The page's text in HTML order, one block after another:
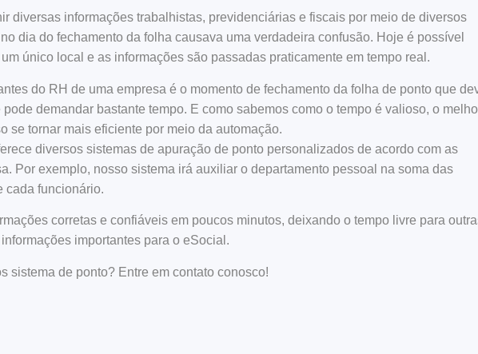
diversas informações trabalhistas, previdenciárias e fiscais por meio de diversos
dia do fechamento da folha causava uma verdadeira confusão. Hoje é possível
único local e as informações são passadas praticamente em tempo real.
do RH de uma empresa é o momento de fechamento da folha de ponto que
demandar bastante tempo. E como sabemos como o tempo é valioso, o
se tornar mais eficiente por meio da automação.
diversos sistemas de apuração de ponto personalizados de acordo com as
Por exemplo, nosso sistema irá auxiliar o departamento pessoal na soma das
cada funcionário.
corretas e confiáveis em poucos minutos, deixando o tempo livre para
importantes para o eSocial.
sistema de ponto? Entre em contato conosco!